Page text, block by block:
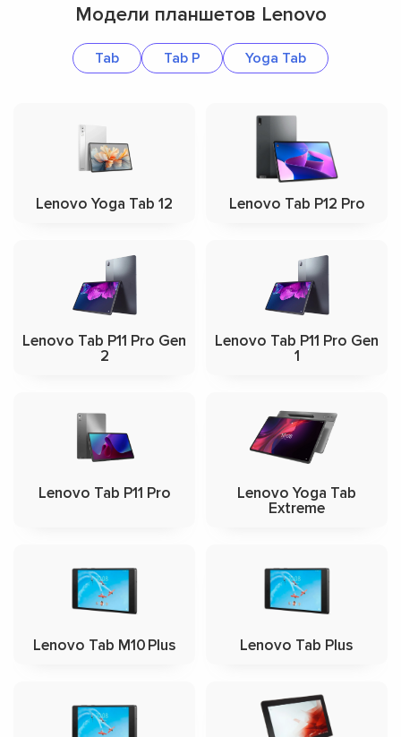
Модели планшетов Lenovo
Tab Tab P Yoga Tab
Lenovo Yoga Tab 12 Lenovo Tab P12 Pro
Lenovo Tab P11 Pro Gen
2
Lenovo Tab P11 Pro Gen
1
Lenovo Tab P11 Pro
Lenovo Yoga Tab
Extreme
Lenovo Tab M10 Plus Lenovo Tab Plus